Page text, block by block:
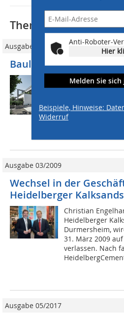
Anti-Roboter-
Hier
Melden Sie
Beispiele, Hinweise:
Widerruf
Thematisch
Ausgabe 04/2022
Baulücke mit Freiraum
www.ks-
Deutschland die
im
Jahren stärker
Metropolregion
Ausgabe 03/2009
Wechsel in der
Heidelberger
Christian
Heidelberger
Durmersheim,
31. März 2009
verlassen. Nach
Ausgabe 05/2017